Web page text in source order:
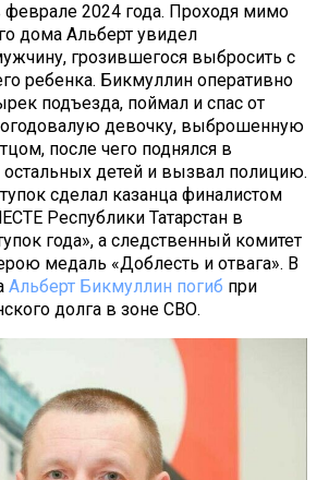
2024 года. Проходя мимо
дома Альберт увидел
грозившегося выбросить с
ребенка. Бикмуллин оперативно
подъезда, поймал и спас от
девочку, выброшенную
после чего поднялся в
остальных детей и вызвал полицию.
сделал казанца финалистом
Республики Татарстан в
года», а следственный комитет
медаль «Доблесть и отвага». В
Альберт Бикмуллин погиб при
долга в зоне СВО.